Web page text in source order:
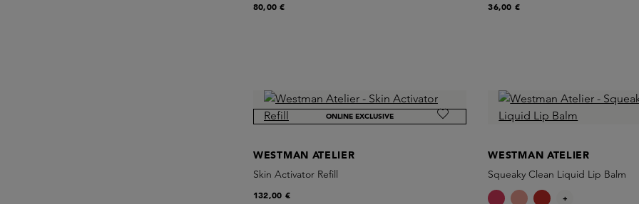
80,00 € 36,00 €
ONLINE EXCLUSIVE
WESTMAN ATELIER
Skin Activator Refill
132,00 €
WESTMAN ATELIER
Squeaky Clean Liquid Lip Balm
+